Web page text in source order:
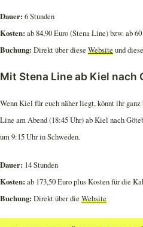
Dauer: 6 Stunden
Kosten: ab 84,90 Euro (Stena Line) bzw. ab
Buchung: Direkt über diese Websiteund diese
Mit Stena Line ab Kiel nach
Wenn Kiel für euch näher liegt, könnt ihr ganz
Line am Abend (18:45 Uhr) ab Kiel nach
um 9:15 Uhr in Schweden.
Dauer: 14 Stunden
Kosten: ab 173,50 Euro plus Kosten für die
Buchung: Direkt über die Website